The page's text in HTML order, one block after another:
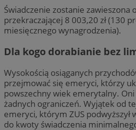
Świadczenie zostanie zawieszona
przekraczającej 8 003,20 zł (130
miesięcznego wynagrodzenia).
Dla kogo dorabianie bez
Wysokością osiąganych
przejmować się emeryci, którzy
powszechny wiek emerytalny.
żadnych ograniczeń. Wyjątek od
emeryci, którym ZUS
do kwoty świadczenia